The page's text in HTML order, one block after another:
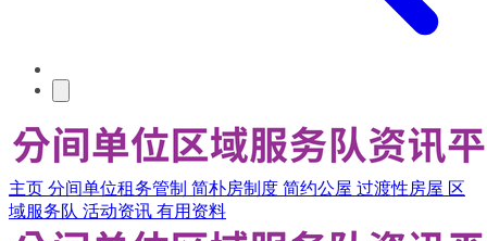
主页 分间单位租务管制 简朴房制度 简约公屋 过渡性房屋 区
域服务队 活动资讯 有用资料